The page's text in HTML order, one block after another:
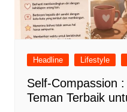
Headline Lifestyle
Self-Compassion
Teman Terbaik